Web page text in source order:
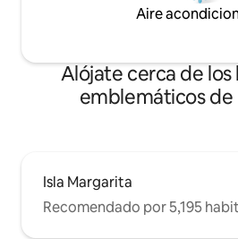
tengo huéspedes. Durante tu
puedes ponerte en contacto
Messenger en cualquier momento.
apartamento se encuentra en un
bulevar en el centro histórico de
Budapest, cerca de la Ópera, la
de ruinas de la ciudad.
Aire
Alójate cerca de los
emblemáticos
Isla Margarita
Recomendado por 5,195